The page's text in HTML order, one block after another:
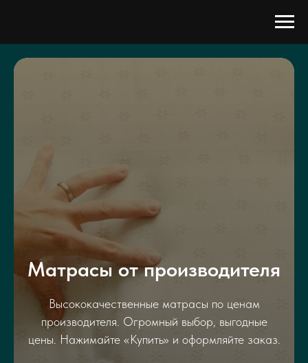
Матрасы от производителя
Высококачественные матрасы по ценам
производителя. Огромный выбор, выгодные
цены. Нажимайте «Купить» и оформляйте заказ.